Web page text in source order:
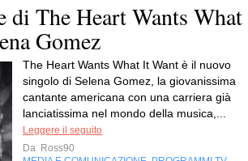
di The Heart Wants What
Gomez
The Heart Wants What It Want è il nuovo
singolo di Selena Gomez, la giovanissima
cantante americana con una carriera già
lanciatissima nel mondo della musica,...
Leggere il seguito
Da Ross90